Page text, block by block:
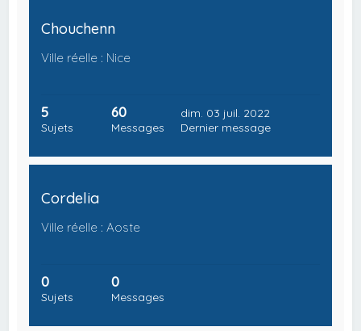
Chouchenn
Ville réelle : Nice
5
Sujets
60
Messages
dim. 03 juil. 2022
Dernier message
Cordelia
Ville réelle : Aoste
0
Sujets
0
Messages